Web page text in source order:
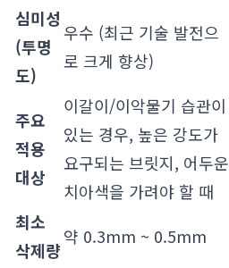
심미성
(투명
도)
우수 (최근 기술 발전으
로 크게 향상)
주요
적용
대상
이갈이/이악물기 습관이
있는 경우, 높은 강도가
요구되는 브릿지, 어두운
치아색을 가려야 할 때
최소
삭제량
약 0.3mm ~ 0.5mm